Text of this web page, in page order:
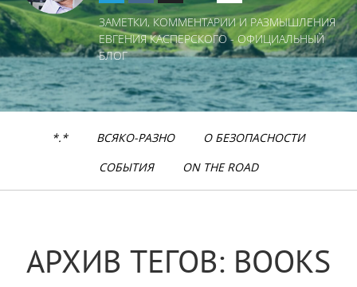
ЗАМЕТКИ, КОММЕНТАРИИ И РАЗМЫШЛЕНИЯ
ЕВГЕНИЯ КАСПЕРСКОГО - ОФИЦИАЛЬНЫЙ
БЛОГ
*.* ВСЯКО-РАЗНО
О БЕЗОПАСНОСТИ
СОБЫТИЯ
ON THE ROAD
АРХИВ ТЕГОВ: BOOKS